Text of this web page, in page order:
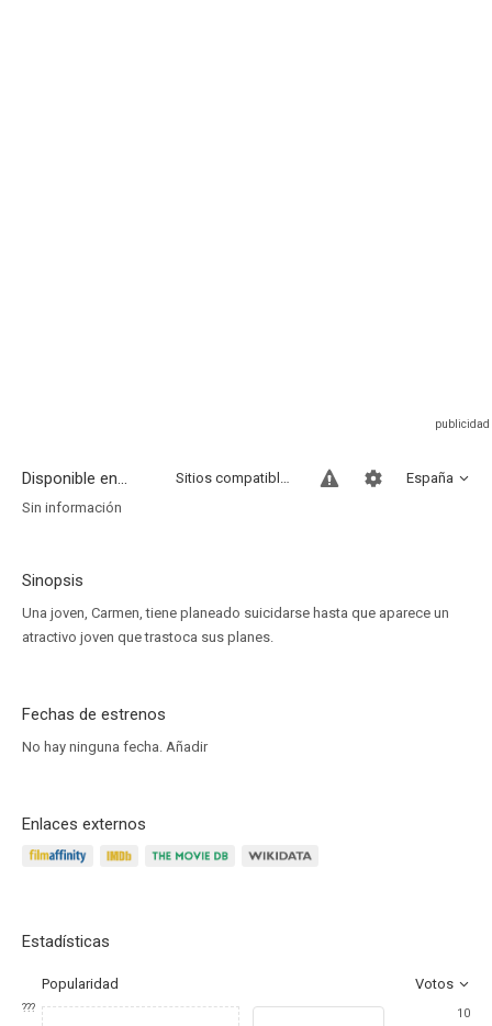
Disponible en... España
Sitios compatibles
Sin información
Sinopsis
Una joven, Carmen, tiene planeado suicidarse hasta que aparece un
atractivo joven que trastoca sus planes.
Fechas de estrenos
No hay ninguna fecha. Añadir
Enlaces externos
Estadísticas
Popularidad Votos
???
10